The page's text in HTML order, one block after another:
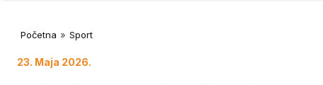
Početna » Sport
23. Maja 2026.